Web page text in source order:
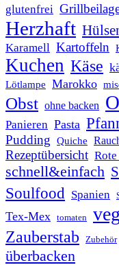
glutenfrei
Herzhaft
Karamell Kartoffeln
Kuchen Käse
Lötlampe Marokko
Obst ohne backen
Panieren Pasta
Pudding Quiche
Rezeptübersicht Rote
schnell&einfach
Soulfood Spanien
Tex-Mex tomaten
Zauberstab Zubehör
überbacken